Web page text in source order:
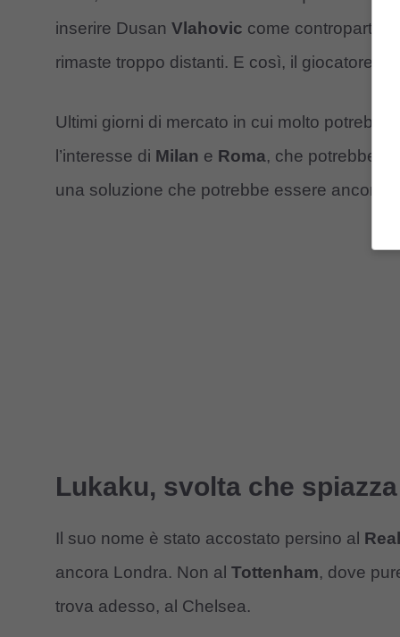
inserire Dusan Vlahovic come
rimaste troppo distanti. E così, il giocatore è
Ultimi giorni di mercato in cui molto
l’interesse di Milan e Roma, che potrebbero
una soluzione che potrebbe essere ancora
Lukaku, svolta che
Il suo nome è stato accostato persino al
ancora Londra. Non al Tottenham, dove
trova adesso, al Chelsea.